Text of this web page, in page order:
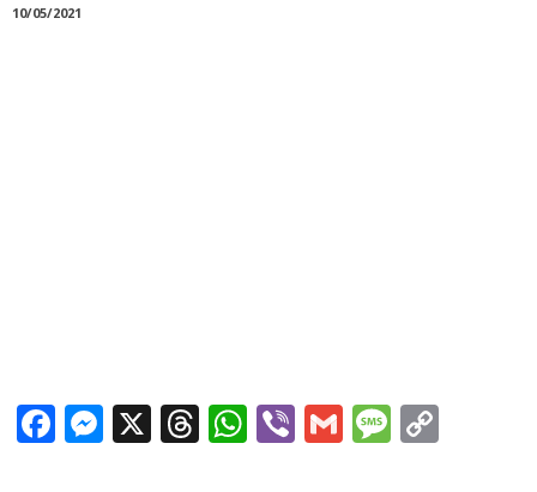
10/05/2021
Facebook
Messenger
X Threads
WhatsApp
ViberGmail